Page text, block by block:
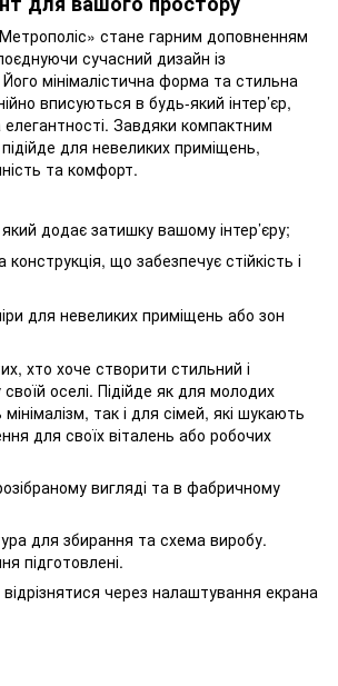
стане гарним доповненням
сучасний дизайн із
мінімалістична форма та стильна
вписуються в будь-який інтер’єр,
Завдяки компактним
для невеликих приміщень,
та комфорт.
додає затишку вашому інтер’єру;
що забезпечує стійкість і
для невеликих приміщень або зон
хто хоче створити стильний і
оселі. Підійде як для молодих
так і для сімей, які шукають
для своїх віталень або робочих
вигляді та в фабричному
для збирання та схема виробу.
підготовлені.
через налаштування екрана